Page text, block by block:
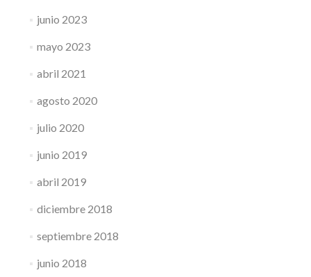
junio 2023
mayo 2023
abril 2021
agosto 2020
julio 2020
junio 2019
abril 2019
diciembre 2018
septiembre 2018
junio 2018